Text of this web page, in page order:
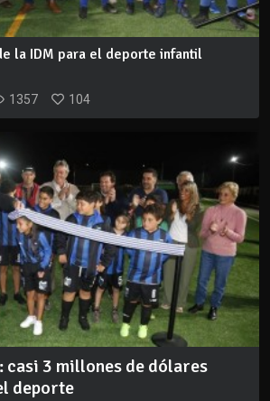
la IDM para el deporte infantil
1357 104
3 millones de dólares
deporte